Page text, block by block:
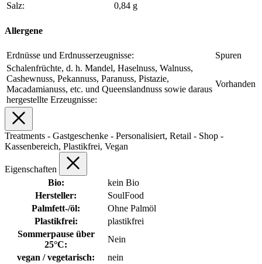
Salz:
0,84 g
Allergene
Erdnüsse und Erdnusserzeugnisse:
Spuren
Schalenfrüchte, d. h. Mandel, Haselnuss, Walnuss,
Cashewnuss, Pekannuss, Paranuss, Pistazie,
Macadamianuss, etc. und Queenslandnuss sowie daraus
hergestellte Erzeugnisse:
Vorhanden
Treatments - Gastgeschenke - Personalisiert, Retail - Shop -
Kassenbereich, Plastikfrei, Vegan
Eigenschaften
Bio:
kein Bio
Hersteller:
SoulFood
Palmfett-/öl:
Ohne Palmöl
Plastikfrei:
plastikfrei
Sommerpause über
25°C:
Nein
vegan / vegetarisch:
nein